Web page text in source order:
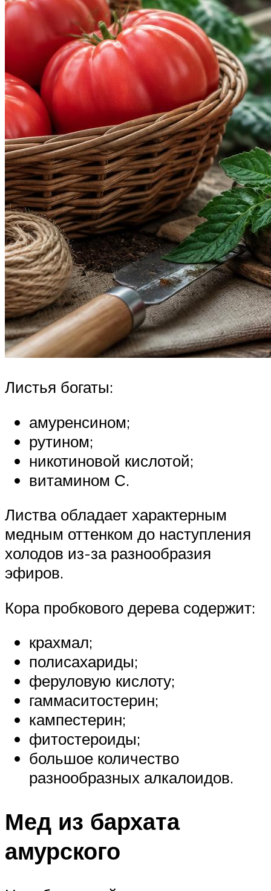
Листья богаты:
амуренсином;
рутином;
никотиновой кислотой;
витамином С.
Листва обладает характерным
медным оттенком до наступления
холодов из-за разнообразия
эфиров.
Кора пробкового дерева содержит:
крахмал;
полисахариды;
феруловую кислоту;
гаммаситостерин;
кампестерин;
фитостероиды;
большое количество
разнообразных алкалоидов.
Мед из бархата
амурского